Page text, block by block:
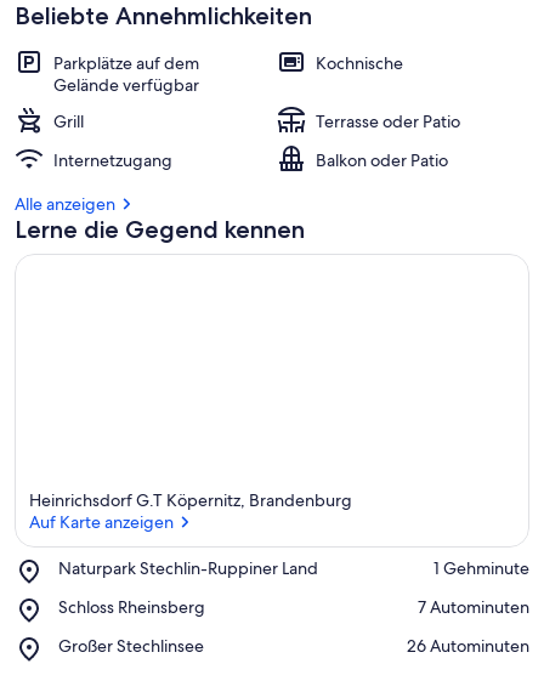
Außenbereich
Beliebte Annehmlichkeiten
Parkplätze auf dem
Gelände verfügbar
Kochnische
Grill
Terrasse oder Patio
Internetzugang
Balkon oder Patio
Alle anzeigen
Lerne die Gegend kennen
Heinrichsdorf G.T Köpernitz, Brandenburg
Auf Karte anzeigen
Naturpark Stechlin-Ruppiner Land
Place,
Stechlin-
Land
‪1 Gehminute‬
Schloss Rheinsberg
Place,
Rheinsberg
‪7 Autominuten‬
Großer Stechlinsee
Place,
‪26 Autominuten‬